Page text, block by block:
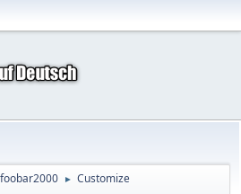
foobar2000 ► Customize